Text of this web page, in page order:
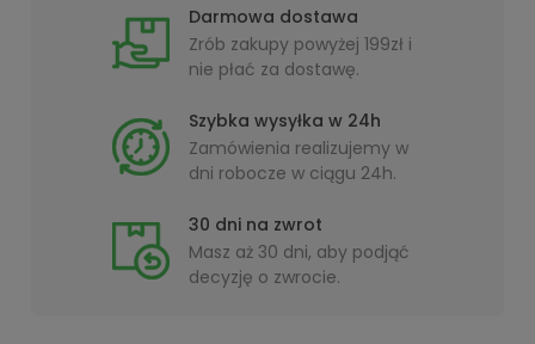
Darmowa dostawa
Zrób zakupy powyżej 199zł i
nie płać za dostawę.
Szybka wysyłka w 24h
Zamówienia realizujemy w
dni robocze w ciągu 24h.
30 dni na zwrot
Masz aż 30 dni, aby podjąć
decyzję o zwrocie.